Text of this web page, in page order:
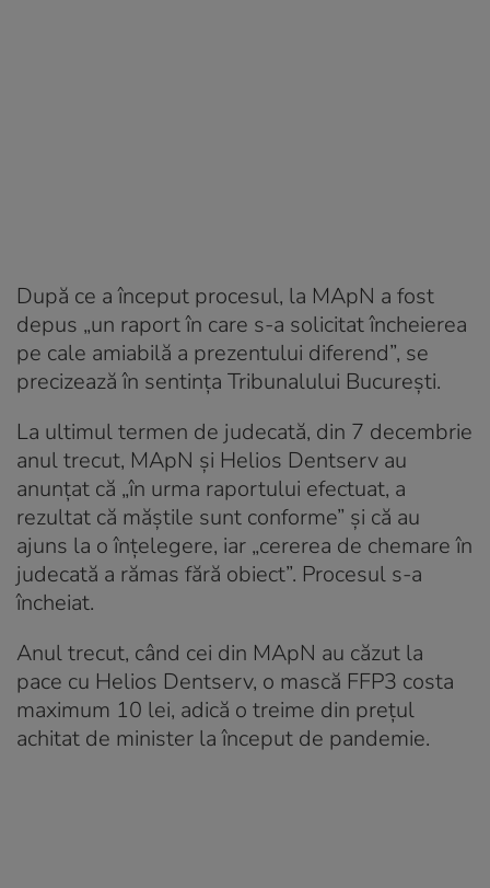
După ce a început procesul, la MApN a fost
depus „un raport în care s-a solicitat încheierea
pe cale amiabilă a prezentului diferend”, se
precizează în sentinţa Tribunalului Bucureşti.
La ultimul termen de judecată, din 7 decembrie
anul trecut, MApN şi Helios Dentserv au
anunţat că „în urma raportului efectuat, a
rezultat că măștile sunt conforme” și că au
ajuns la o înțelegere, iar „cererea de chemare în
judecată a rămas fără obiect”. Procesul s-a
încheiat.
Anul trecut, când cei din MApN au căzut la
pace cu Helios Dentserv, o mască FFP3 costa
maximum 10 lei, adică o treime din preţul
achitat de minister la început de pandemie.